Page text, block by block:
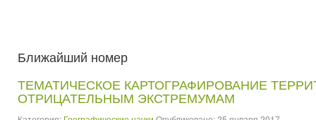
Ближайший номер
ТЕМАТИЧЕСКОЕ КАРТОГРАФИРОВАНИЕ
ОТРИЦАТЕЛЬНЫМ ЭКСТРЕМУМАМ